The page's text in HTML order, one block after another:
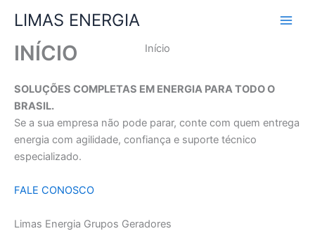
para
conteúdo
LIMAS ENERGIA
Início
INÍCIO
SOLUÇÕES COMPLETAS EM ENERGIA PARA TODO O
BRASIL.
Se a sua empresa não pode parar, conte com quem entrega
energia com agilidade, confiança e suporte técnico
especializado.
FALE CONOSCO
Limas Energia Grupos Geradores